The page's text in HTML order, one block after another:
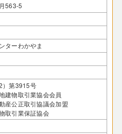
563-5
ターわかやま
）第3915号
建物取引業協会会員
産公正取引協議会加盟
取引業保証協会